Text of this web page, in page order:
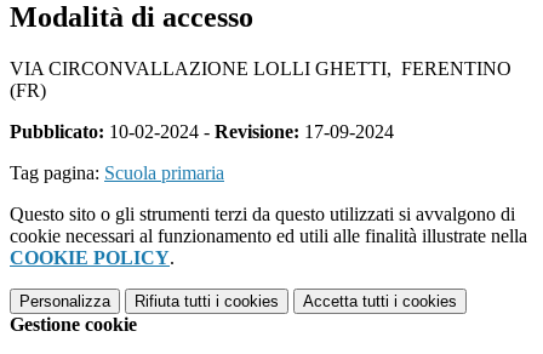
Modalità di accesso
VIA CIRCONVALLAZIONE LOLLI GHETTI, FERENTINO
(FR)
Pubblicato: 10-02-2024 - Revisione: 17-09-2024
Tag pagina: Scuola primaria
Questo sito o gli strumenti terzi da questo utilizzati si avvalgono di
cookie necessari al funzionamento ed utili alle finalità illustrate nella
COOKIE POLICY.
Personalizza Rifiuta tutti i cookies Accetta tutti i cookies
Gestione cookie